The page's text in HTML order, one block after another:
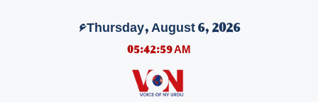
Thursday, August 6, 2026ء
05:42:59 AM